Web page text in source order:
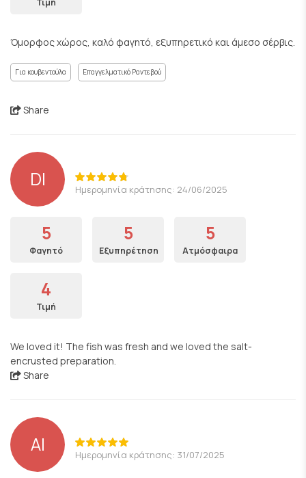
Τιμή
Όμορφος χώρος, καλό φαγητό, εξυπηρετικό και άμεσο σέρβις.
Για κουβεντούλα Επαγγελματικό Ραντεβού
Share
DI Ημερομηνία κράτησης: 24/06/2025
5
Φαγητό
5
Εξυπηρέτηση
5
Ατμόσφαιρα
4
Τιμή
We loved it! The fish was fresh and we loved the salt-
encrusted preparation.
Share
ΑΙ Ημερομηνία κράτησης: 31/07/2025